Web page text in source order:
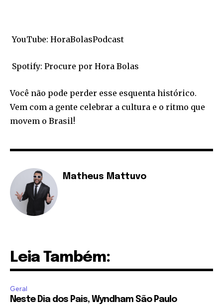
YouTube: HoraBolasPodcast
Spotify: Procure por Hora Bolas
Você não pode perder esse esquenta histórico.
Vem com a gente celebrar a cultura e o ritmo que
movem o Brasil!
Matheus Mattuvo
Leia Também:
Geral
Neste Dia dos Pais, Wyndham São Paulo